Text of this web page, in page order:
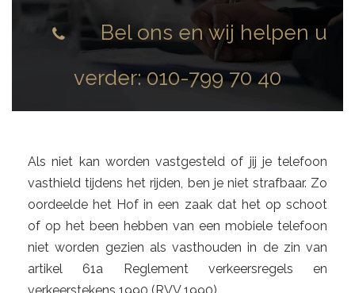
Bel ons en wij helpen u
verder:010-799 70 40
Als niet kan worden vastgesteld of jij je telefoon
vasthield tijdens het rijden, ben je niet strafbaar. Zo
oordeelde het Hof in een zaak dat het op schoot
of op het been hebben van een mobiele telefoon
niet worden gezien als vasthouden in de zin van
artikel 61a Reglement verkeersregels en